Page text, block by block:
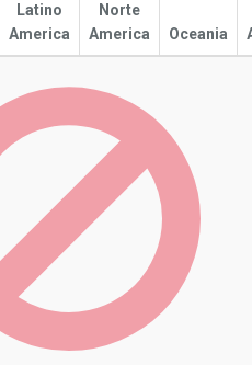
Latino
America
Norte
America
Oceania